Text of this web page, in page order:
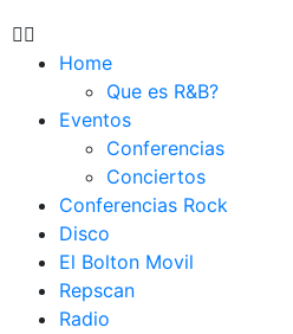
Home
Que es R&B?
Eventos
Conferencias
Conciertos
Conferencias Rock
Disco
El Bolton Movil
Repscan
Radio